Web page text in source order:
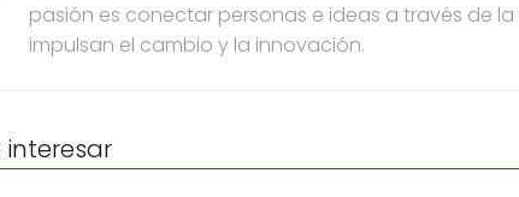
pasión es conectar personas e ideas a través de
impulsan el cambio y la innovación.
interesar